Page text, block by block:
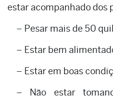
estar acompanhado dos
– Pesar mais de 50
– Estar bem
– Estar em boas
– Não estar